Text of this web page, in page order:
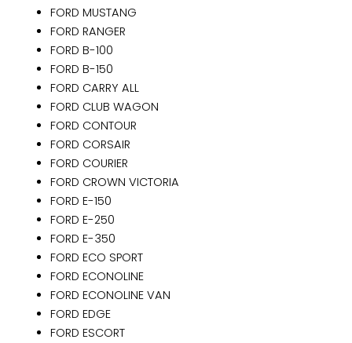
FORD MUSTANG
FORD RANGER
FORD B-100
FORD B-150
FORD CARRY ALL
FORD CLUB WAGON
FORD CONTOUR
FORD CORSAIR
FORD COURIER
FORD CROWN VICTORIA
FORD E-150
FORD E-250
FORD E-350
FORD ECO SPORT
FORD ECONOLINE
FORD ECONOLINE VAN
FORD EDGE
FORD ESCORT